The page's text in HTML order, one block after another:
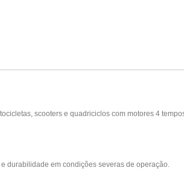
scooters e quadriciclos com motores 4
durabilidade em condições severas de operação.